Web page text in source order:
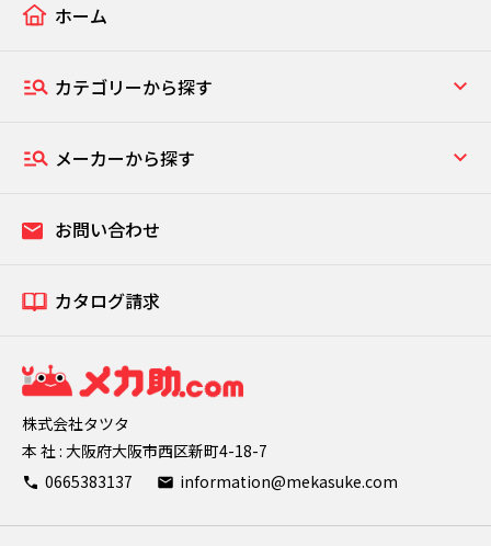
株式会社タツタ
本 社 : 大阪府大阪市西区新町4-18-7
0665383137
information@mekasuke.com
ホーム
カテゴリーから探す
メーカーから探す
お問い合わせ
カタログ請求